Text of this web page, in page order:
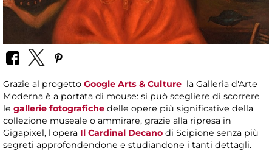
Grazie al progetto Google Arts & Culture la Galleria d'Arte
Moderna è a portata di mouse: si può scegliere di scorrere
le gallerie fotografiche delle opere più significative della
collezione museale o ammirare, grazie alla ripresa in
Gigapixel, l'opera Il Cardinal Decano di Scipione senza più
segreti approfondendone e studiandone i tanti dettagli.